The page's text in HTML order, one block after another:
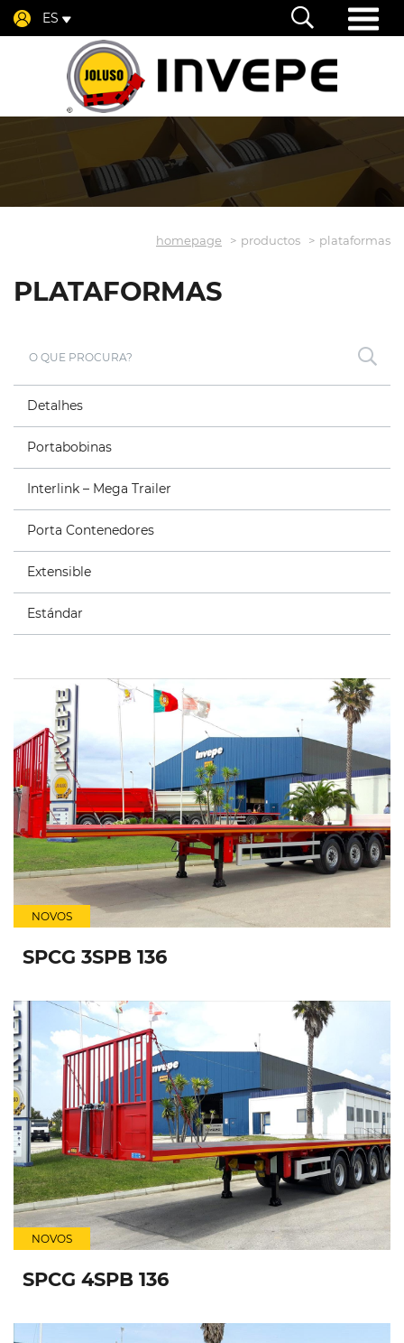
ES
homepage productos plataformas
PLATAFORMAS
Detalhes
Portabobinas
Interlink – Mega Trailer
Porta Contenedores
Extensible
Estándar
NOVOS
SPCG 3SPB 136
NOVOS
SPCG 4SPB 136